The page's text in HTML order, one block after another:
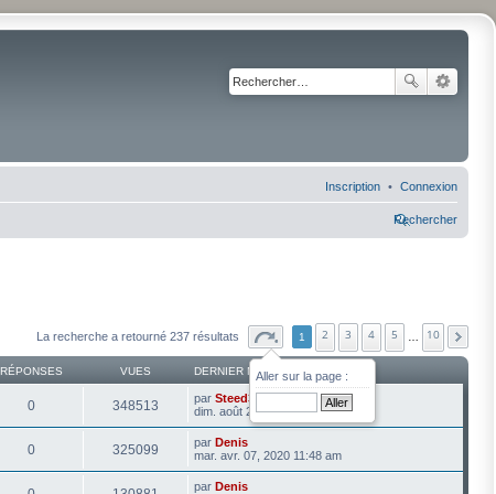
Connexion
Inscription
Rechercher
La recherche a retourné 237 résultats
Aller sur la page :
1 2 3 4 5 10
RÉPONSES VUES DERNIER MESSAGE
0 348513 par Steed3003
dim. août 20, 2023 10:12 am
0 325099 par Denis
mar. avr. 07, 2020 11:48 am
par Denis